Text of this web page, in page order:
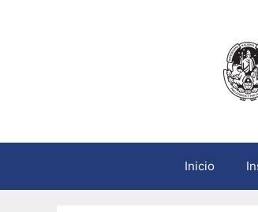
Inicio